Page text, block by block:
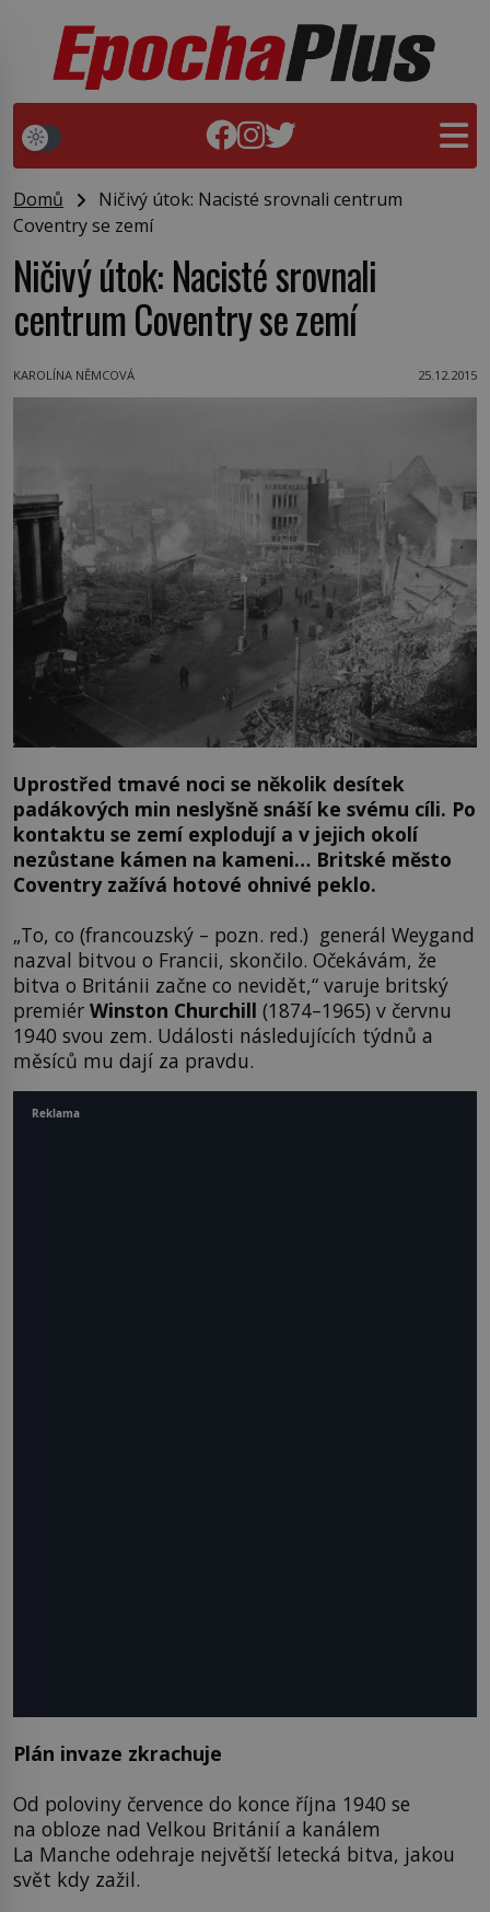
Domů
Ničivý útok: Nacisté srovnali centrum
Coventry se zemí
Ničivý útok: Nacisté srovnali
centrum Coventry se zemí
KAROLÍNA NĚMCOVÁ 25.12.2015
Uprostřed tmavé noci se několik desítek
padákových min neslyšně snáší ke svému cíli. Po
kontaktu se zemí explodují a v jejich okolí
nezůstane kámen na kameni… Britské město
Coventry zažívá hotové ohnivé peklo.
„To, co (francouzský – pozn. red.) generál Weygand
nazval bitvou o Francii, skončilo. Očekávám, že
bitva o Británii začne co nevidět,“ varuje britský
premiér Winston Churchill (1874–1965) v červnu
1940 svou zem. Události následujících týdnů a
měsíců mu dají za pravdu.
Plán invaze zkrachuje
Od poloviny července do konce října 1940 se
na obloze nad Velkou Británií a kanálem
La Manche odehraje největší letecká bitva, jakou
svět kdy zažil.
Reklama